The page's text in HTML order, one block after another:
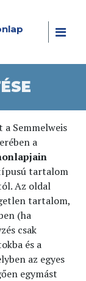
Semmelweis
a
tartalom
Az oldal
tartalom,
(ha
csak
és a
az egyes
egymást